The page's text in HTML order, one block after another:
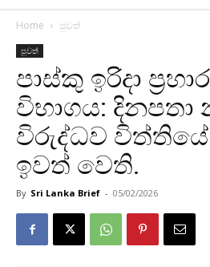
Home පුවත්
පුවත්
පාස්කු ඉරිදා
විභාගය:
විරුද්ධව
ඉවත් වෙති.
By Sri Lanka Brief - 05/02/2026